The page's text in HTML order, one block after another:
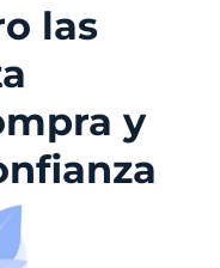
las
y